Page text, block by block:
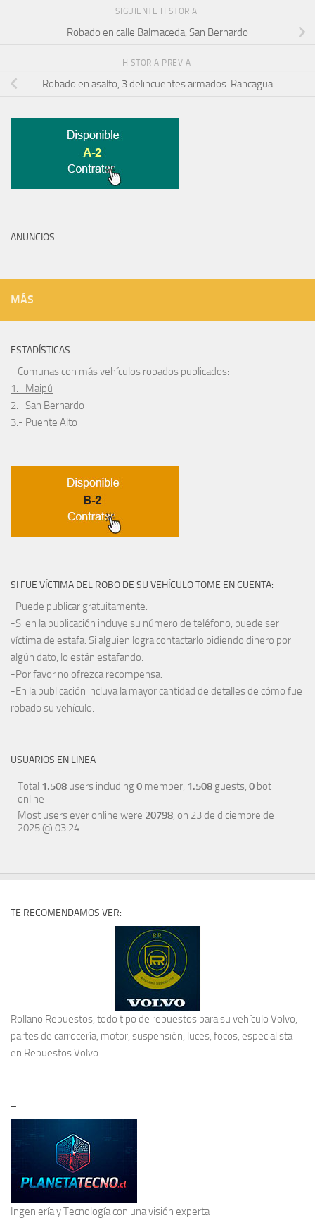
SIGUIENTE HISTORIA
Robado en calle Balmaceda, San Bernardo
HISTORIA PREVIA
Robado en asalto, 3 delincuentes armados. Rancagua
ANUNCIOS
MÁS
ESTADÍSTICAS
- Comunas con más vehículos robados publicados:
1.- Maipú
2.- San Bernardo
3.- Puente Alto
SI FUE VÍCTIMA DEL ROBO DE SU VEHÍCULO TOME EN CUENTA:
-Puede publicar gratuitamente.
-Si en la publicación incluye su número de teléfono, puede ser
víctima de estafa. Si alguien logra contactarlo pidiendo dinero por
algún dato, lo están estafando.
-Por favor no ofrezca recompensa.
-En la publicación incluya la mayor cantidad de detalles de cómo fue
robado su vehículo.
USUARIOS EN LINEA
Total 1.508 users including0 member, 1.508 guests, 0 bot
online
Most users ever online were 20798, on 23 de diciembre de
2025 @ 03:24
TE RECOMENDAMOS VER:
Rollano Repuestos, todo tipo de repuestos para su vehículo Volvo,
partes de carrocería, motor, suspensión, luces, focos, especialista
en Repuestos Volvo
–
Ingeniería y Tecnologíacon una visión experta